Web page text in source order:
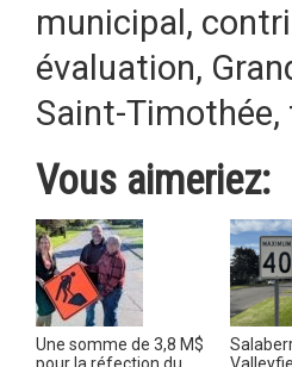
municipal,
évaluation,
Saint-Timothée,
Vous aimeriez:
Une somme de 3,8 M$
pour la réfection du